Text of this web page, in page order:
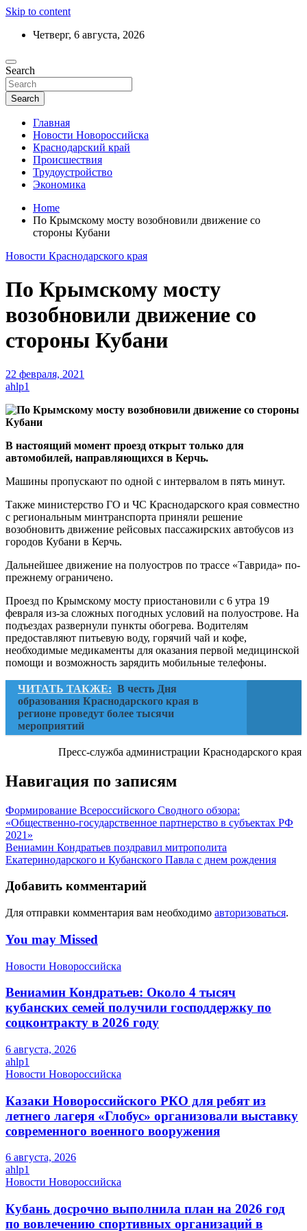
Skip to content
Четверг, 6 августа, 2026
Актуальные новости Новороссийска и
Краснодарского края
Ежедневный дайджест событий региона
Search
Search
Главная
Новости Новороссийска
Краснодарский край
Происшествия
Трудоустройство
Экономика
Home
По Крымскому мосту возобновили движение со
стороны Кубани
Новости Краснодарского края
По Крымскому мосту
возобновили движение со
стороны Кубани
22 февраля, 2021
ahlp1
В настоящий момент проезд открыт только для
автомобилей, направляющихся в Керчь.
Машины пропускают по одной с интервалом в пять минут.
Также министерство ГО и ЧС Краснодарского края совместно
с региональным минтранспорта приняли решение
возобновить движение рейсовых пассажирских автобусов из
городов Кубани в Керчь.
Дальнейшее движение на полуостров по трассе «Таврида» по-
прежнему ограничено.
Проезд по Крымскому мосту приостановили с 6 утра 19
февраля из-за сложных погодных условий на полуострове. На
подъездах развернули пункты обогрева. Водителям
предоставляют питьевую воду, горячий чай и кофе,
необходимые медикаменты для оказания первой медицинской
помощи и возможность зарядить мобильные телефоны.
ЧИТАТЬ ТАКЖЕ: В честь Дня
образования Краснодарского края в
регионе проведут более тысячи
мероприятий
Пресс-служба администрации Краснодарского края
Навигация по записям
Формирование Всероссийского Сводного обзора:
«Общественно-государственное партнерство в субъектах РФ
2021»
Вениамин Кондратьев поздравил митрополита
Екатеринодарского и Кубанского Павла с днем рождения
Добавить комментарий
Для отправки комментария вам необходимо авторизоваться.
You may Missed
Новости Новороссийска
Вениамин Кондратьев: Около 4 тысяч
кубанских семей получили господдержку по
соцконтракту в 2026 году
6 августа, 2026
ahlp1
Новости Новороссийска
Казаки Новороссийского РКО для ребят из
летнего лагеря «Глобус» организовали выставку
современного военного вооружения
6 августа, 2026
ahlp1
Новости Новороссийска
Кубань досрочно выполнила план на 2026 год
по вовлечению спортивных организаций в